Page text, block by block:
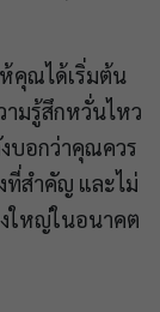
คุณได้เริ่มต้น
ามรู้สึกหวั่นไหว
บอกว่าคุณควร
ที่สำคัญ และไม่
ใหญ่ในอนาคต